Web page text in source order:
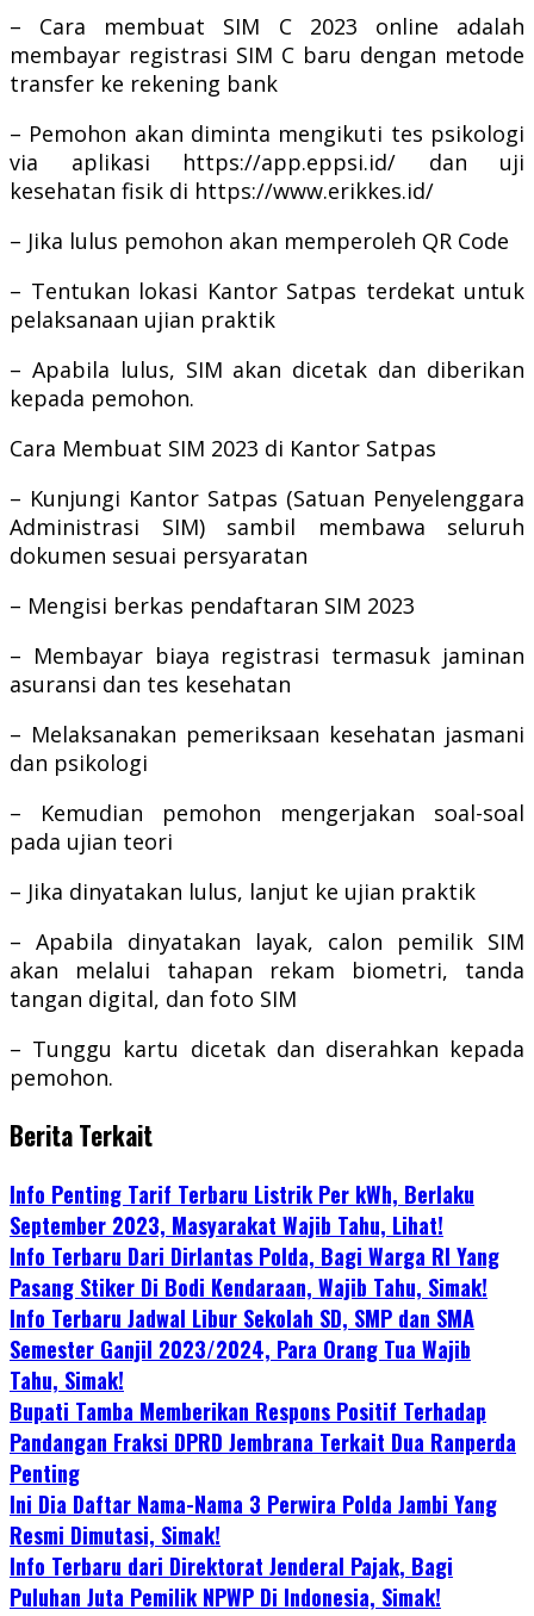
– Cara membuat SIM C 2023 online adalah
membayar registrasi SIM C baru dengan metode
transfer ke rekening bank
– Pemohon akan diminta mengikuti tes psikologi
via aplikasi https://app.eppsi.id/ dan uji
kesehatan fisik di https://www.erikkes.id/
– Jika lulus pemohon akan memperoleh QR Code
– Tentukan lokasi Kantor Satpas terdekat untuk
pelaksanaan ujian praktik
– Apabila lulus, SIM akan dicetak dan diberikan
kepada pemohon.
Cara Membuat SIM 2023 di Kantor Satpas
– Kunjungi Kantor Satpas (Satuan Penyelenggara
Administrasi SIM) sambil membawa seluruh
dokumen sesuai persyaratan
– Mengisi berkas pendaftaran SIM 2023
– Membayar biaya registrasi termasuk jaminan
asuransi dan tes kesehatan
– Melaksanakan pemeriksaan kesehatan jasmani
dan psikologi
– Kemudian pemohon mengerjakan soal-soal
pada ujian teori
– Jika dinyatakan lulus, lanjut ke ujian praktik
– Apabila dinyatakan layak, calon pemilik SIM
akan melalui tahapan rekam biometri, tanda
tangan digital, dan foto SIM
– Tunggu kartu dicetak dan diserahkan kepada
pemohon.
Berita Terkait
Info Penting Tarif Terbaru Listrik Per kWh, Berlaku
September 2023, Masyarakat Wajib Tahu, Lihat!
Info Terbaru Dari Dirlantas Polda, Bagi Warga RI Yang
Pasang Stiker Di Bodi Kendaraan, Wajib Tahu, Simak!
Info Terbaru Jadwal Libur Sekolah SD, SMP dan SMA
Semester Ganjil 2023/2024, Para Orang Tua Wajib
Tahu, Simak!
Bupati Tamba Memberikan Respons Positif Terhadap
Pandangan Fraksi DPRD Jembrana Terkait Dua Ranperda
Penting
Ini Dia Daftar Nama-Nama 3 Perwira Polda Jambi Yang
Resmi Dimutasi, Simak!
Info Terbaru dari Direktorat Jenderal Pajak, Bagi
Puluhan Juta Pemilik NPWP Di Indonesia, Simak!